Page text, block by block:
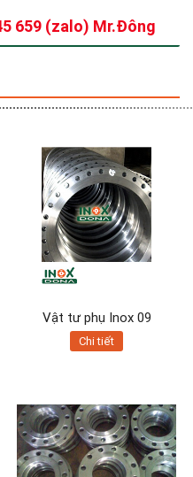
659 (zalo) Mr.Đông
Vật tư phụ Inox 09
Chi tiết